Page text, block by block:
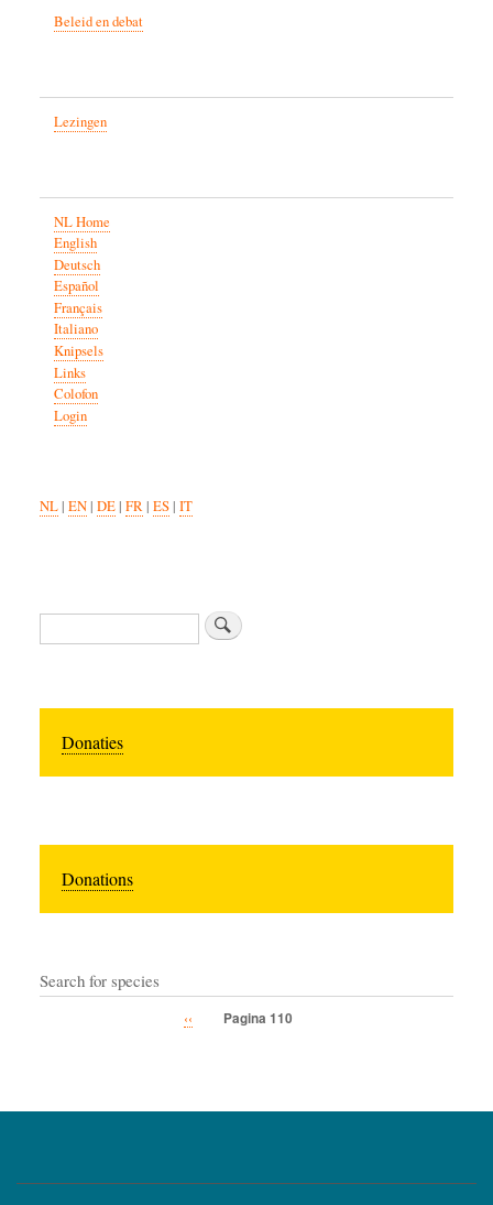
Beleid en debat
Lezingen
NL Home
English
Deutsch
Español
Français
Italiano
Knipsels
Links
Colofon
Login
NL| EN| DE| FR| ES| IT
Zoeken
Donaties
Donations
Search for species
Vorige
‹‹ Pagina 110